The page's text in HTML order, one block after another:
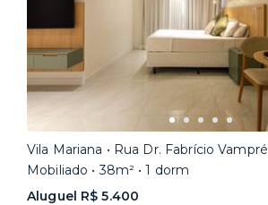
Vila Mariana • Rua Dr. Fabrício Vampré
Mobiliado • 38m² • 1 dorm
Aluguel R$ 5.400